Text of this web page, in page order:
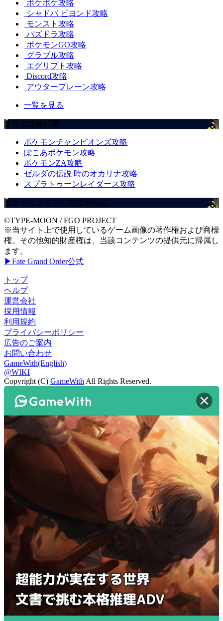
ポケポケ攻略
シャドバ ビヨンド攻略
モンスト攻略
パズドラ攻略
ポケモンGO攻略
グラブル攻略
エグリプト攻略
Discord攻略
アウタープレーン攻略
一覧を見る
注目の攻略記事
ポケモンチャンピオンズ攻略
ぽこあポケモン攻略
ポケモンZA攻略
ゼルダの伝説 時のオカリナ攻略
スプラトゥーンレイダース攻略
当ゲームタイトルの権利表記
©TYPE-MOON / FGO PROJECT
※当サイト上で使用しているゲーム画像の著作権および商標
権、その他知的財産権は、当該コンテンツの提供元に帰属し
ます。
▶Fate Grand Order公式
トップ
ヘルプ
運営会社
採用情報
利用規約
プライバシーポリシー
広告のご案内
お問い合わせ
GameWith(English)
@WIKI
Copyright (C) GameWith All Rights Reserved.